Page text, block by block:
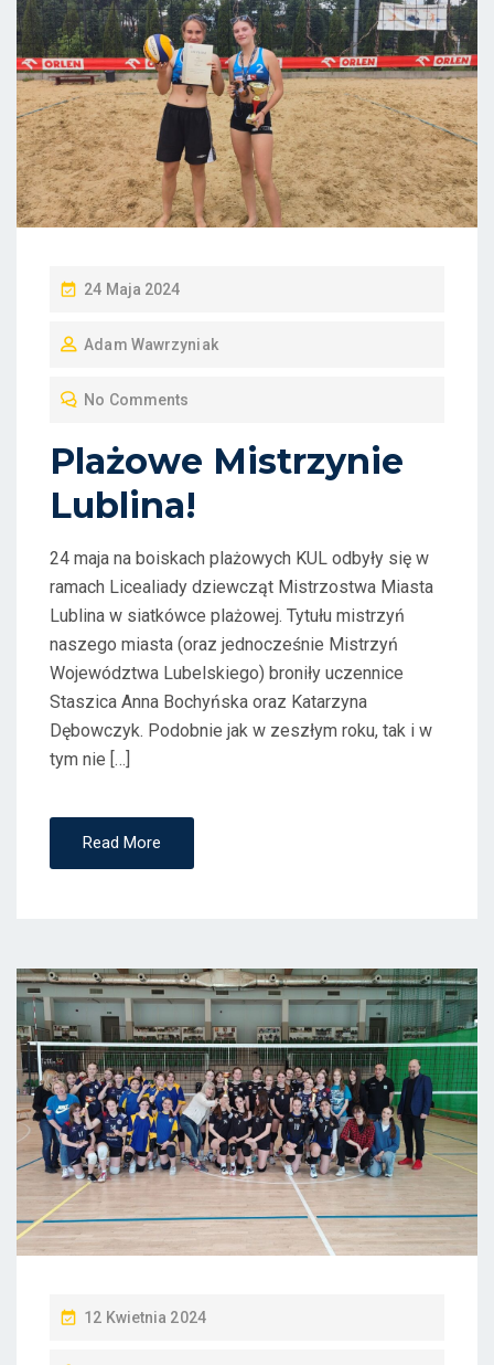
P
S
O
24 Maja 2024
Adam Wawrzyniak
No Comments
Plażowe Mistrzynie
Lublina!
24 maja na boiskach plażowych KUL odbyły się w
ramach Licealiady dziewcząt Mistrzostwa Miasta
Lublina w siatkówce plażowej. Tytułu mistrzyń
naszego miasta (oraz jednocześnie Mistrzyń
Województwa Lubelskiego) broniły uczennice
Staszica Anna Bochyńska oraz Katarzyna
Dębowczyk. Podobnie jak w zeszłym roku, tak i w
tym nie […]
Read More
P
12 Kwietnia 2024